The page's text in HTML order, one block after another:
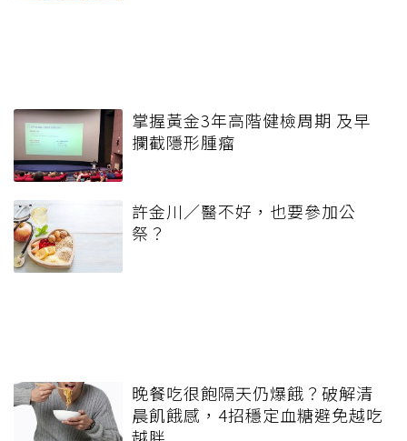
掌握黃金3年高階健檢周期 及早
攔截隱形腫瘤
許金川／醫不好，也要參加公
祭？
晚餐吃很飽隔天仍爆餓？破解清
晨飢餓感，4招穩定血糖避免越吃